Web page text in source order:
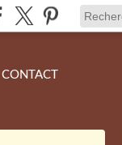
CONTACT